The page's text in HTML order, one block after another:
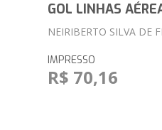
GOL LINHAS
NEIRIBERTO SILVA DE
IMPRESSO
R$ 70,16